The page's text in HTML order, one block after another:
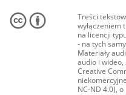
Treści
wyłączeniem
na licencji
- na tych
Materiały
audio i
Creative
NC-ND 4.0),